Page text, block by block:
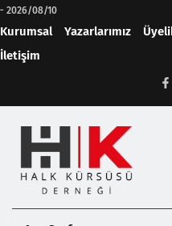
- 2026/08/10
Kurumsal Yazarlarımız
İletişim